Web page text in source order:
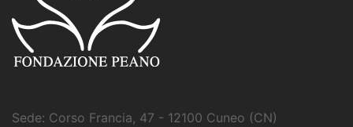
Sede: Corso Francia, 47 - 12100 Cuneo (CN)